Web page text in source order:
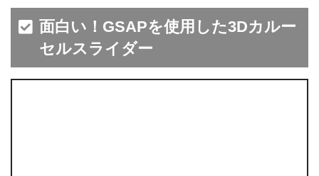
面白い！GSAPを使用した3Dカルー
セルスライダー